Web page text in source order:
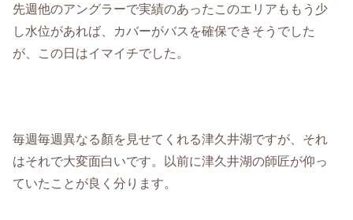
先週他のアングラーで実績のあったこのエリアももう少
し水位があれば、カバーがバスを確保できそうでした
が、この日はイマイチでした。
毎週毎週異なる顏を見せてくれる津久井湖ですが、それ
はそれで大変面白いです。以前に津久井湖の師匠が仰っ
ていたことが良く分ります。